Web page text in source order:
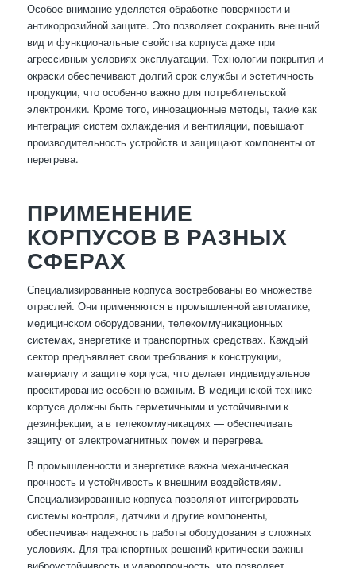
Особое внимание уделяется обработке поверхности и
антикоррозийной защите. Это позволяет сохранить внешний
вид и функциональные свойства корпуса даже при
агрессивных условиях эксплуатации. Технологии покрытия и
окраски обеспечивают долгий срок службы и эстетичность
продукции, что особенно важно для потребительской
электроники. Кроме того, инновационные методы, такие как
интеграция систем охлаждения и вентиляции, повышают
производительность устройств и защищают компоненты от
перегрева.
ПРИМЕНЕНИЕ
КОРПУСОВ В РАЗНЫХ
СФЕРАХ
Специализированные корпуса востребованы во множестве
отраслей. Они применяются в промышленной автоматике,
медицинском оборудовании, телекоммуникационных
системах, энергетике и транспортных средствах. Каждый
сектор предъявляет свои требования к конструкции,
материалу и защите корпуса, что делает индивидуальное
проектирование особенно важным. В медицинской технике
корпуса должны быть герметичными и устойчивыми к
дезинфекции, а в телекоммуникациях — обеспечивать
защиту от электромагнитных помех и перегрева.
В промышленности и энергетике важна механическая
прочность и устойчивость к внешним воздействиям.
Специализированные корпуса позволяют интегрировать
системы контроля, датчики и другие компоненты,
обеспечивая надежность работы оборудования в сложных
условиях. Для транспортных решений критически важны